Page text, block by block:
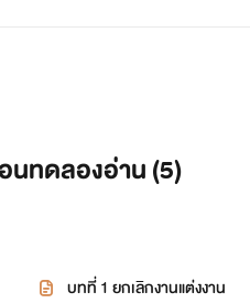
นทดลองอ่าน (5)
บทที่ 1 ยกเลิกงานแต่งงาน